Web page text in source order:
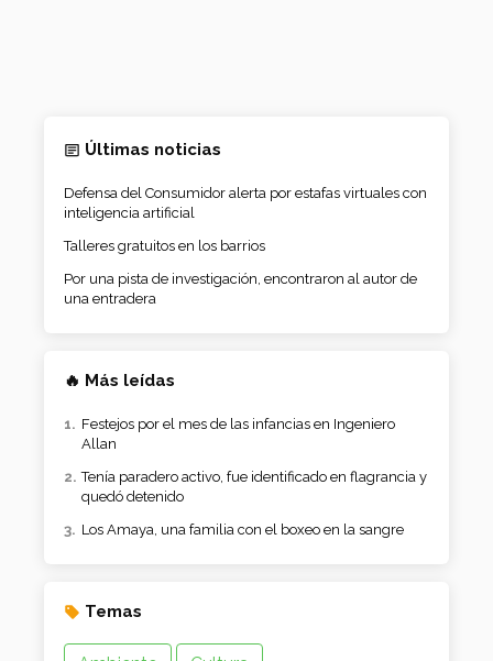
Últimas noticias
Defensa del Consumidor alerta por estafas virtuales con
inteligencia artificial
Talleres gratuitos en los barrios
Por una pista de investigación, encontraron al autor de
una entradera
🔥 Más leídas
Festejos por el mes de las infancias en Ingeniero
Allan
Tenía paradero activo, fue identificado en flagrancia y
quedó detenido
Los Amaya, una familia con el boxeo en la sangre
Temas